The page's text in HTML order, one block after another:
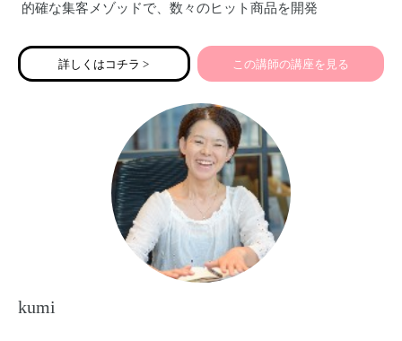
的確な集客メゾッドで、数々のヒット商品を開発
◎高校教員：1500人以上の教授経験
教えた時間は《約3万時間》高いティ－チングスキルでわか
一眼レフ撮影を用いて集客のためのPR動画を作成
◎アスリートフードマイスター
スポーツチームで食育講座を担当
サッカーメディア「サカママ」でコラム執筆
詳しくはコチラ > この講師の講座を見る
kumi